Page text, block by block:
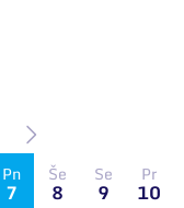
Pn
7
Še
8
Se
9
Pr
10